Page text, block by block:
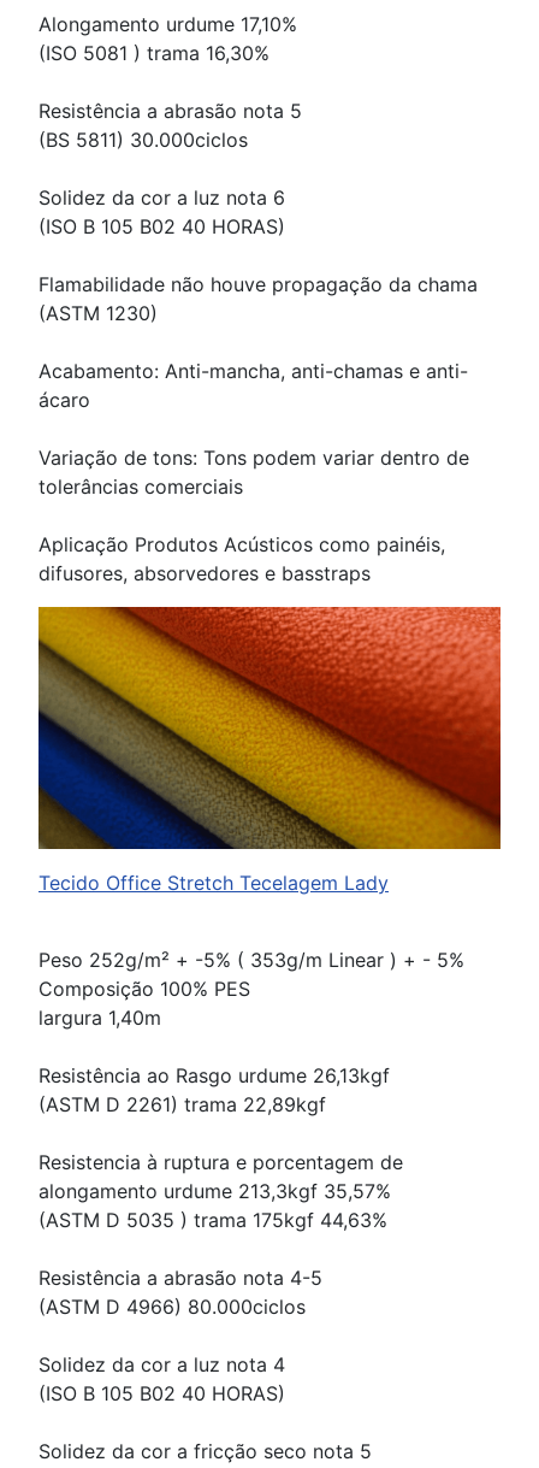
Alongamento urdume 17,10%
(ISO 5081 ) trama 16,30%
Resistência a abrasão nota 5
(BS 5811) 30.000ciclos
Solidez da cor a luz nota 6
(ISO B 105 B02 40 HORAS)
Flamabilidade não houve propagação da chama
(ASTM 1230)
Acabamento: Anti-mancha, anti-chamas e anti-
ácaro
Variação de tons: Tons podem variar dentro de
tolerâncias comerciais
Aplicação Produtos Acústicos como painéis,
difusores, absorvedores e basstraps
Tecido Office Stretch Tecelagem Lady
Peso 252g/m² + -5% ( 353g/m Linear ) + - 5%
Composição 100% PES
largura 1,40m
Resistência ao Rasgo urdume 26,13kgf
(ASTM D 2261) trama 22,89kgf
Resistencia à ruptura e porcentagem de
alongamento urdume 213,3kgf 35,57%
(ASTM D 5035 ) trama 175kgf 44,63%
Resistência a abrasão nota 4-5
(ASTM D 4966) 80.000ciclos
Solidez da cor a luz nota 4
(ISO B 105 B02 40 HORAS)
Solidez da cor a fricção seco nota 5